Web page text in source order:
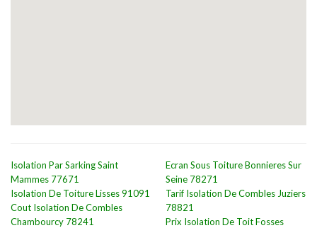
Isolation Par Sarking Saint
Mammes 77671
Isolation De Toiture Lisses 91091
Cout Isolation De Combles
Chambourcy 78241
Ecran Sous Toiture Bonnieres Sur
Seine 78271
Tarif Isolation De Combles Juziers
78821
Prix Isolation De Toit Fosses